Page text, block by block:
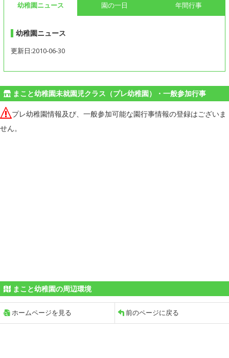
幼稚園ニュース 園の一日 年間行事
幼稚園ニュース
更新日:2010-06-30
まこと幼稚園未就園児クラス（プレ幼稚園）・一般参加行事
プレ幼稚園情報及び、一般参加可能な園行事情報の登録はございま
せん。
まこと幼稚園の周辺環境
ホームページを見る 前のページに戻る